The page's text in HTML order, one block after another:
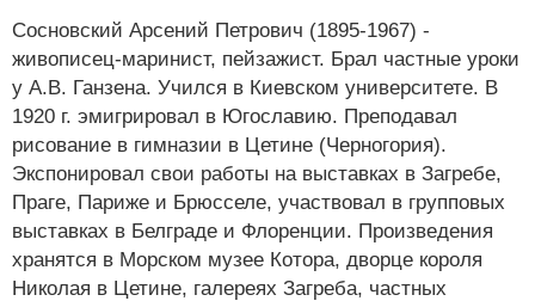
Сосновский Арсений Петрович (1895-1967) -
живописец-маринист, пейзажист. Брал частные уроки
у А.В. Ганзена. Учился в Киевском университете. В
1920 г. эмигрировал в Югославию. Преподавал
рисование в гимназии в Цетине (Черногория).
Экспонировал свои работы на выставках в Загребе,
Праге, Париже и Брюсселе, участвовал в групповых
выставках в Белграде и Флоренции. Произведения
хранятся в Морском музее Котора, дворце короля
Николая в Цетине, галереях Загреба, частных